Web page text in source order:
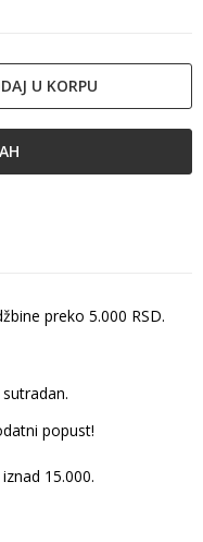
U KORPU
preko 5.000 RSD.
popust!
15.000.